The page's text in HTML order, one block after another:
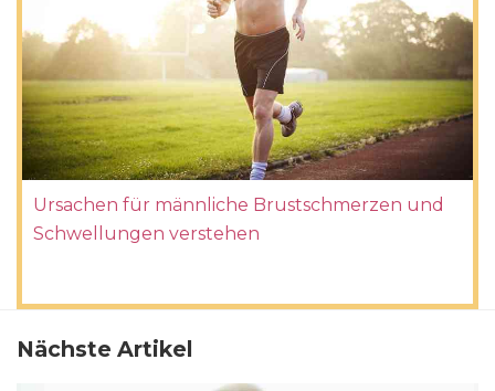
Ursachen für männliche Brustschmerzen und
Schwellungen verstehen
Nächste Artikel